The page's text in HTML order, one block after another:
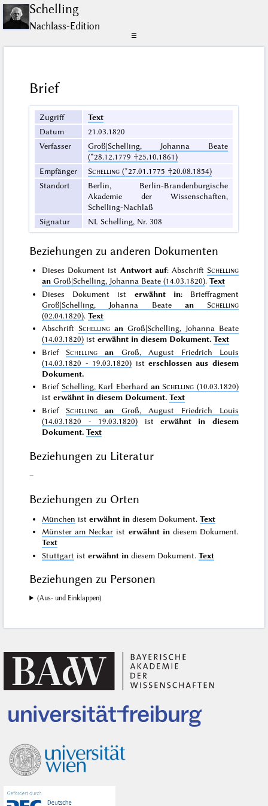
Schelling
Nachlass-Edition
☰
Brief
Zugriff
Text
Datum
21.03.1820
Verfasser
Groß|Schelling, Johanna Beate
(*28.12.1779 †25.10.1861)
Empfänger
Schelling (*27.01.1775 †20.08.1854)
Standort
Berlin, Berlin-Brandenburgische
Akademie der Wissenschaften,
Schelling-Nachlaß
Signatur
NL Schelling, Nr. 308
Beziehungen zu anderen Dokumenten
Dieses Dokument ist Antwort auf: Abschrift Schelling
an Groß|Schelling, Johanna Beate (14.03.1820).Text
Dieses Dokument ist erwähnt in: Brieffragment
Groß|Schelling, Johanna Beate an
Schelling
(02.04.1820).Text
AbschriftSchelling an Groß|Schelling, Johanna Beate
(14.03.1820) isterwähnt in diesem Dokument. Text
Brief Schelling an Groß, August Friedrich Louis
(14.03.1820 - 19.03.1820) ist erschlossen aus diesem
Dokument.
Brief Schelling, Karl Eberhard an Schelling (10.03.1820)
isterwähnt in diesem Dokument. Text
Brief Schelling an Groß, August Friedrich Louis
(14.03.1820 - 19.03.1820) ist erwähnt in diesem
Dokument. Text
Beziehungen zu Literatur
–
Beziehungen zu Orten
München isterwähnt in diesem Dokument.Text
Münster am Neckar ist erwähnt indiesem Dokument.
Text
Stuttgart isterwähnt in diesem Dokument.Text
Beziehungen zu Personen
(Aus- und Einklappen)